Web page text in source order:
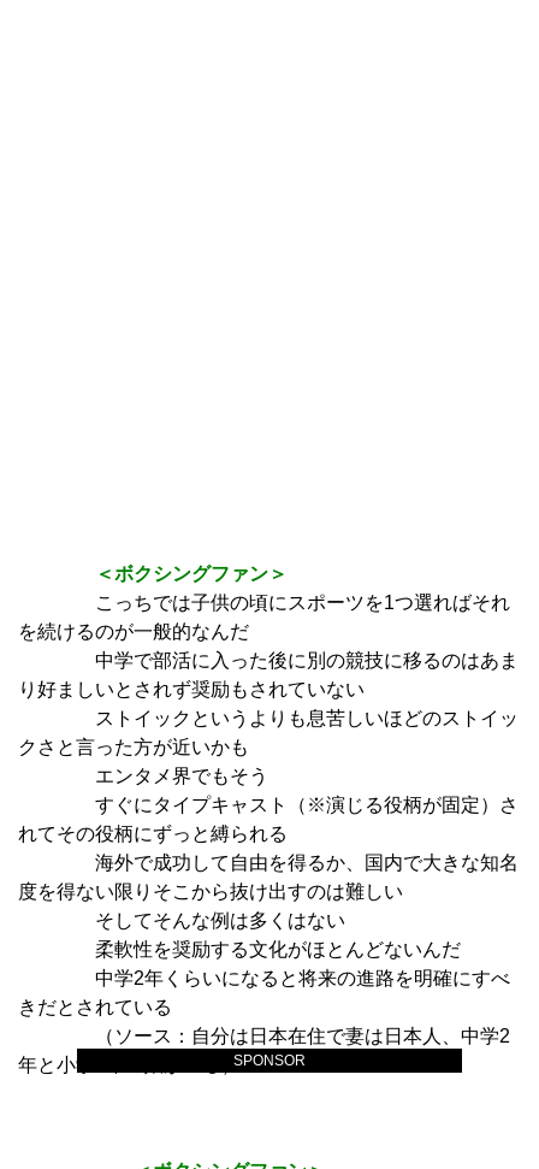
SPONSOR
＜ボクシングファン＞
こっちでは子供の頃にスポーツを1つ選ればそれ
を続けるのが一般的なんだ
中学で部活に入った後に別の競技に移るのはあま
り好ましいとされず奨励もされていない
ストイックというよりも息苦しいほどのストイッ
クさと言った方が近いかも
エンタメ界でもそう
すぐにタイプキャスト（※演じる役柄が固定）さ
れてその役柄にずっと縛られる
海外で成功して自由を得るか、国内で大きな知名
度を得ない限りそこから抜け出すのは難しい
そしてそんな例は多くはない
柔軟性を奨励する文化がほとんどないんだ
中学2年くらいになると将来の進路を明確にすべ
きだとされている
（ソース：自分は日本在住で妻は日本人、中学2
年と小学6年の娘がいる）